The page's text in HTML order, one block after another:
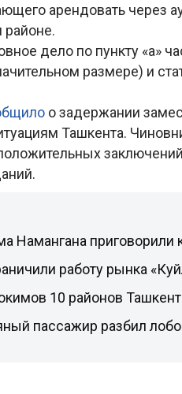
арендовать через
районе.
дело по пункту «а»
размере) и
о задержании
Ташкента.
Намангана
работу рынка
10 районов
пассажир разбил